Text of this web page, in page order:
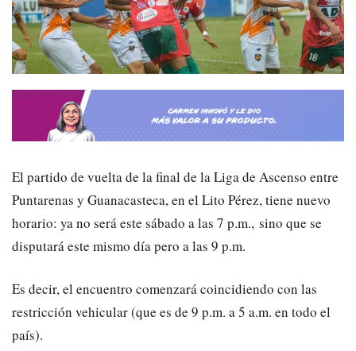
El partido de vuelta de la final de la Liga de Ascenso entre
Puntarenas y Guanacasteca, en el Lito Pérez, tiene nuevo
horario: ya no será este sábado a las 7 p.m., sino que se
disputará este mismo día pero a las 9 p.m.
Es decir, el encuentro comenzará coincidiendo con las
restricción vehicular (que es de 9 p.m. a 5 a.m. en todo el
país).